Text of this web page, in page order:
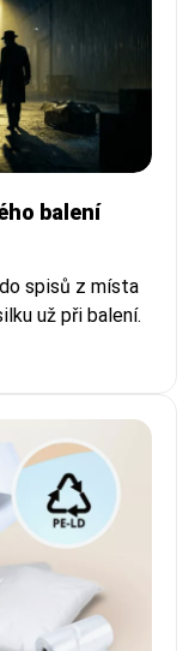
balení
spisů z místa
už při balení.